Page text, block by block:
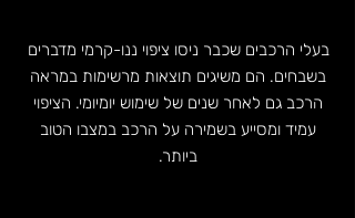
בעלי הרכבים שכבר ניסו ציפוי ננו-קרמי מדברים
בשבחים. הם משיגים תוצאות מרשימות במראה
הרכב גם לאחר שנים של שימוש יומיומי. הציפוי
עמיד ומסייע בשמירה על הרכב במצבו הטוב
ביותר.